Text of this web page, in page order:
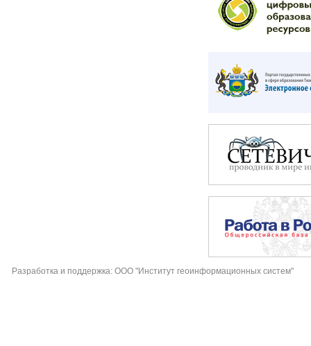
Разработка и поддержка: ООО "Институт геоинформационных систем"